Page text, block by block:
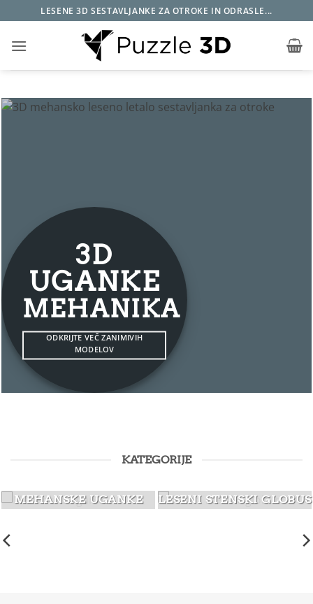
na
vsebino
LESENE 3D SESTAVLJANKE ZA OTROKE IN ODRASLE...
3D
UGANKE
MEHANIKA
ODKRIJTE VEČ ZANIMIVIH
MODELOV
KATEGORIJE
MEHANSKE UGANKE LESENI STENSKI GLOBUS